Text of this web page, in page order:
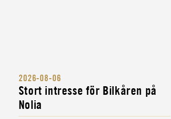
FÖR MILITÄRA
INSTRUKTÖR
2026-08-06
Stort intresse för Bilkåren på
Nolia